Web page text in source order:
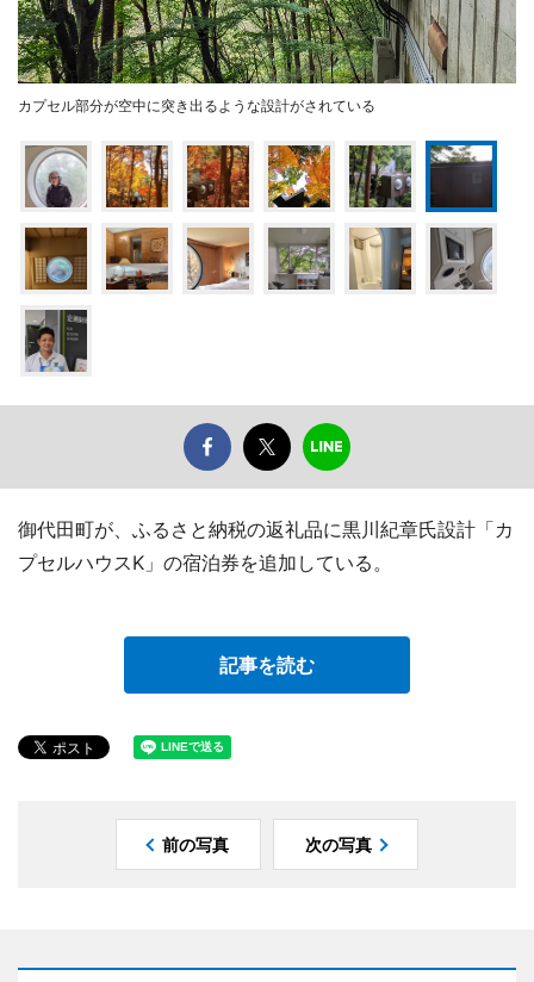
カプセル部分が空中に突き出るような設計がされている
御代田町が、ふるさと納税の返礼品に黒川紀章氏設計「カ
プセルハウスK」の宿泊券を追加している。
記事を読む
前の写真 次の写真